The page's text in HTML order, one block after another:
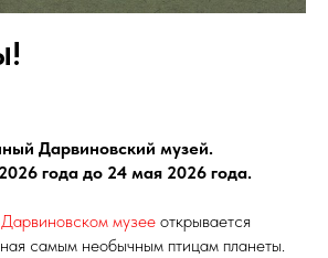
Дарвиновский музей.
года до 24 мая 2026 года.
музее открывается
самым необычным птицам планеты.